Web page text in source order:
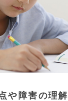
や障害の理解